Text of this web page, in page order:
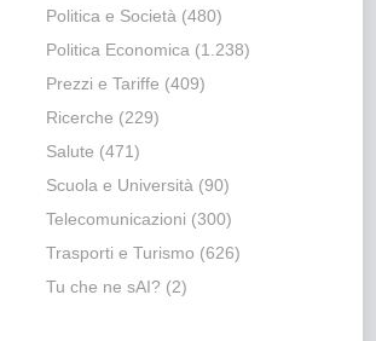
Politica e Società (480)
Politica Economica (1.238)
Prezzi e Tariffe (409)
Ricerche (229)
Salute (471)
Scuola e Università (90)
Telecomunicazioni (300)
Trasporti e Turismo (626)
Tu che ne sAI? (2)